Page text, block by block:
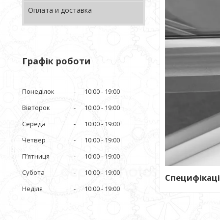
Оплата и доставка
Графік роботи
Понеділок 10:00
19:00
Вівторок
10:00
19:00
Середа
10:00
19:00
Четвер
10:00
19:00
Пʼятниця
10:00
19:00
Субота
10:00
19:00
Неділя
10:00 19:00